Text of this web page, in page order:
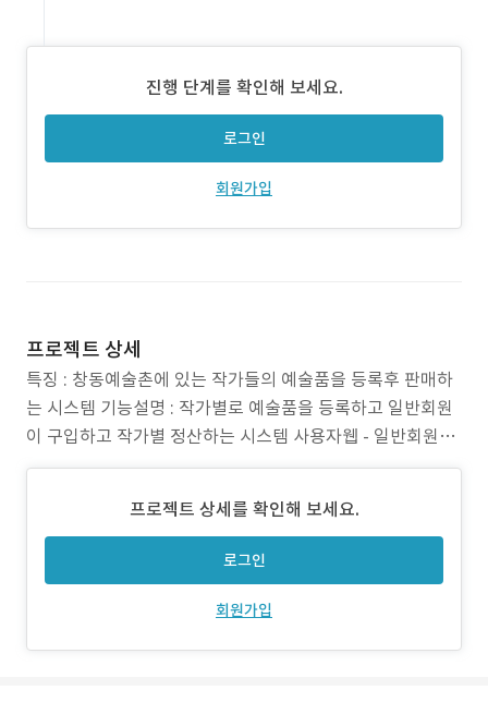
진행 단계를 확인해 보세요.
로그인
회원가입
프로젝트 상세
특징 : 창동예술촌에 있는 작가들의 예술품을 등록후 판매하
는 시스템 기능설명 : 작가별로 예술품을 등록하고 일반회원
이 구입하고 작가별 정산하는 시스템 사용자웹 - 일반회원가
입 - 일반회원 상품구입 - 일반회원 회원가입시 본인인증 확
능 - 작가에게 전화하기 및 메일보내기 기능 - 상품별 공유기
프로젝트 상세를 확인해 보세요.
로그인
회원가입